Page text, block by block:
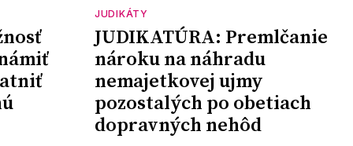
JUDIKÁTY
JUDIKATÚRA: Premlčanie
nároku na náhradu
nemajetkovej ujmy
pozostalých po obetiach
dopravných nehôd